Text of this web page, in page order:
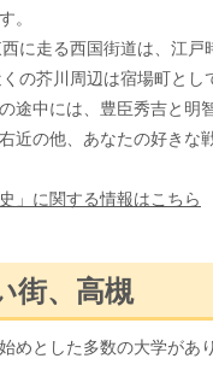
。
に走る西国街道は、江
の芥川周辺は宿場町とし
途中には、豊臣秀吉と明
近の他、あなたの好きな
」に関する情報はこちら
街、高槻
めとした多数の大学があ